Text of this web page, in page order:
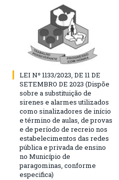
LEI Nº 1133/2023, DE 11 DE
SETEMBRO DE 2023 (Dispõe
sobre a substituição de
sirenes e alarmes utilizados
como sinalizadores de início
e término de aulas, de provas
e de período de recreio nos
estabelecimentos das redes
pública e privada de ensino
no Município de
paragominas, conforme
especifica)